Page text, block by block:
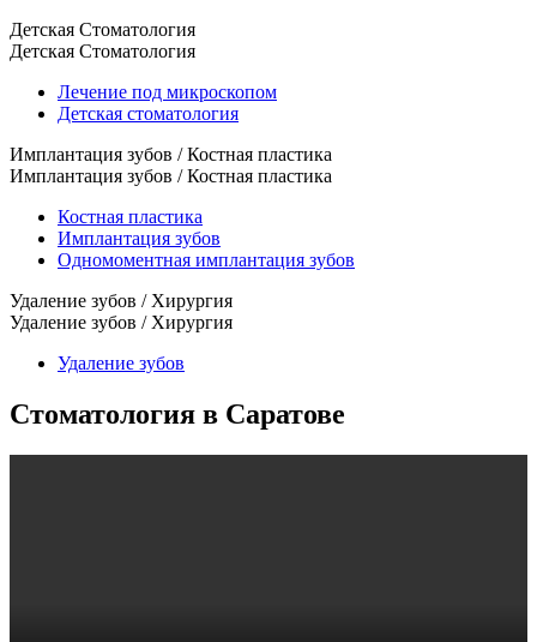
Детская Стоматология
Детская Стоматология
Лечение под микроскопом
Детская стоматология
Имплантация зубов / Костная пластика
Имплантация зубов / Костная пластика
Костная пластика
Имплантация зубов
Одномоментная имплантация зубов
Удаление зубов / Хирургия
Удаление зубов / Хирургия
Удаление зубов
Стоматология в Саратове